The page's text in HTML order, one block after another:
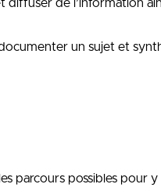
diffuser de l’information
un sujet et
parcours possibles pour y